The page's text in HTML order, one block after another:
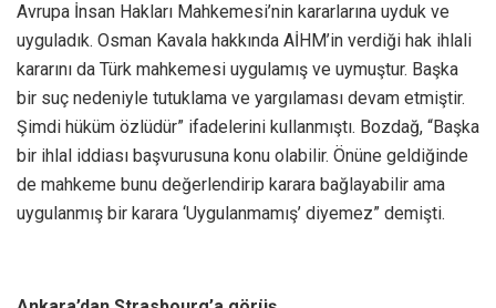
Avrupa İnsan Hakları Mahkemesi’nin kararlarına uyduk ve
uyguladık. Osman Kavala hakkında AİHM’in verdiği hak ihlali
kararını da Türk mahkemesi uygulamış ve uymuştur. Başka
bir suç nedeniyle tutuklama ve yargılaması devam etmiştir.
Şimdi hüküm özlüdür” ifadelerini kullanmıştı. Bozdağ, “Başka
bir ihlal iddiası başvurusuna konu olabilir. Önüne geldiğinde
de mahkeme bunu değerlendirip karara bağlayabilir ama
uygulanmış bir karara ‘Uygulanmamış’ diyemez” demişti.